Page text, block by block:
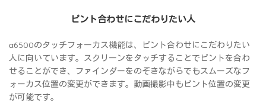
ピント合わせにこだわりたい人
α6500のタッチフォーカス機能は、ピント合わせにこだわりたい
人に向いています。スクリーンをタッチすることでピントを合わ
せることができ、ファインダーをのぞきながらでもスムーズなフ
ォーカス位置の変更ができます。動画撮影中もピント位置の変更
が可能です。